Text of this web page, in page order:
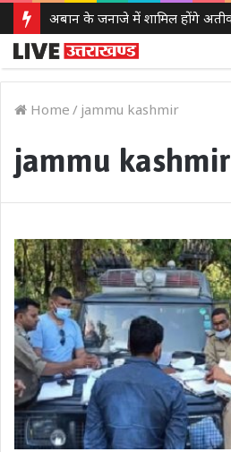
Home / jammu kashmir
jammu kashmir